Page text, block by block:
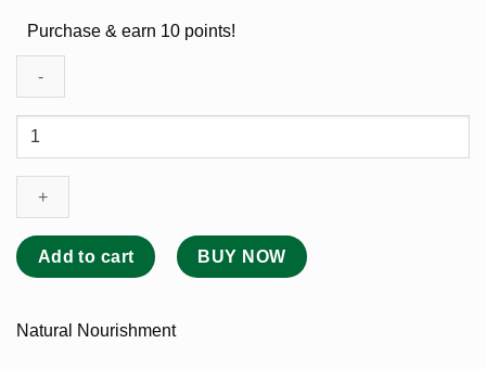
Purchase & earn 10 points!
Hair
Pack
quantity
Add to cart BUY NOW
Natural Nourishment